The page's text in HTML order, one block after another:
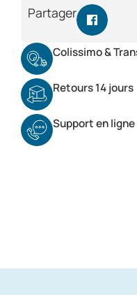
Partager
Colissimo &
Retours 14 jours
Support en ligne